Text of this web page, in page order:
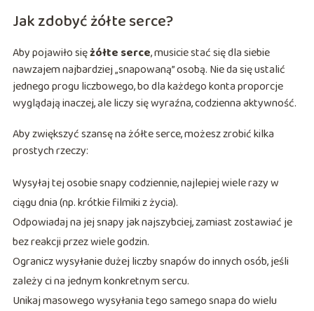
Jak zdobyć żółte serce?
Aby pojawiło siężółte serce, musicie stać się dla siebie
nawzajem najbardziej „snapowaną” osobą. Nie da się ustalić
jednego progu liczbowego, bo dla każdego konta proporcje
wyglądają inaczej, ale liczy się wyraźna, codzienna aktywność.
Aby zwiększyć szansę na żółte serce, możesz zrobić kilka
prostych rzeczy:
Wysyłaj tej osobie snapy codziennie, najlepiej wiele razy w
ciągu dnia (np. krótkie filmiki z życia).
Odpowiadaj na jej snapy jak najszybciej, zamiast zostawiać je
bez reakcji przez wiele godzin.
Ogranicz wysyłanie dużej liczby snapów do innych osób, jeśli
zależy ci na jednym konkretnym sercu.
Unikaj masowego wysyłania tego samego snapa do wielu